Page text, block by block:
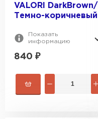
VALORI DarkBrown/
Темно-коричневый
Показать
информацию
840 ₽